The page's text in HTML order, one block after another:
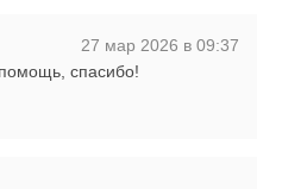
27 мар 2026 в 09:37
спасибо!